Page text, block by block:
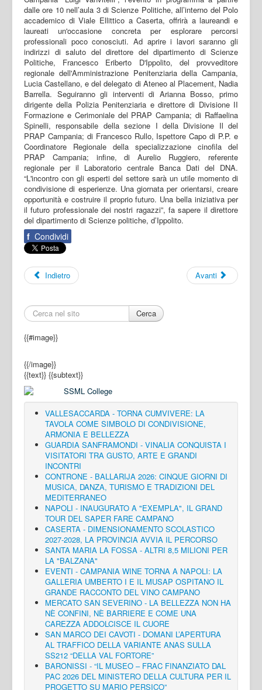
dalle ore 10 nell’aula 3 di Scienze Politiche, all’interno del Polo
accademico di Viale Ellittico a Caserta, offrirà a laureandi e
laureati un'occasione concreta per esplorare percorsi
professionali poco conosciuti. Ad aprire i lavori saranno gli
indirizzi di saluto del direttore del dipartimento di Scienze
Politiche, Francesco Eriberto D'Ippolito, del provveditore
regionale dell'Amministrazione Penitenziaria della Campania,
Lucia Castellano, e del delegato di Ateneo al Placement, Nadia
Barrella. Seguiranno gli interventi di Arianna Bosso, primo
dirigente della Polizia Penitenziaria e direttore di Divisione II
Formazione e Cerimoniale del PRAP Campania; di Raffaelina
Spinelli, responsabile della sezione I della Divisione Il del
PRAP Campania; di Francesco Rullo, Ispettore Capo di P.P. e
Coordinatore Regionale della specializzazione cinofila del
PRAP Campania; infine, di Aurelio Ruggiero, referente
regionale per il Laboratorio centrale Banca Dati del DNA.
“L'incontro con gli esperti del settore sarà un utile momento di
condivisione di esperienze. Una giornata per orientarsi, creare
opportunità e costruire il proprio futuro. Una bella iniziativa per
il futuro professionale dei nostri ragazzi”, fa sapere il direttore
del dipartimento di Scienze politiche, d’Ippolito.
f Condividi
Indietro Avanti
Cerca
{{#image}}
{{/image}}
{{text}} {{subtext}}
VALLESACCARDA - TORNA CUMVIVERE: LA
TAVOLA COME SIMBOLO DI CONDIVISIONE,
ARMONIA E BELLEZZA
GUARDIA SANFRAMONDI - VINALIA CONQUISTA I
VISITATORI TRA GUSTO, ARTE E GRANDI
INCONTRI
CONTRONE - BALLARIJA 2026: CINQUE GIORNI DI
MUSICA, DANZA, TURISMO E TRADIZIONI DEL
MEDITERRANEO
NAPOLI - INAUGURATO A "EXEMPLA", IL GRAND
TOUR DEL SAPER FARE CAMPANO
CASERTA - DIMENSIONAMENTO SCOLASTICO
2027-2028, LA PROVINCIA AVVIA IL PERCORSO
SANTA MARIA LA FOSSA - ALTRI 8,5 MILIONI PER
LA "BALZANA"
EVENTI - CAMPANIA WINE TORNA A NAPOLI: LA
GALLERIA UMBERTO I E IL MUSAP OSPITANO IL
GRANDE RACCONTO DEL VINO CAMPANO
MERCATO SAN SEVERINO - LA BELLEZZA NON HA
NÈ CONFINI, NÈ BARRIERE E COME UNA
CAREZZA ADDOLCISCE IL CUORE
SAN MARCO DEI CAVOTI - DOMANI L’APERTURA
AL TRAFFICO DELLA VARIANTE ANAS SULLA
SS212 “DELLA VAL FORTORE”
BARONISSI - “IL MUSEO – FRAC FINANZIATO DAL
PAC 2026 DEL MINISTERO DELLA CULTURA PER IL
PROGETTO SU MARIO PERSICO”